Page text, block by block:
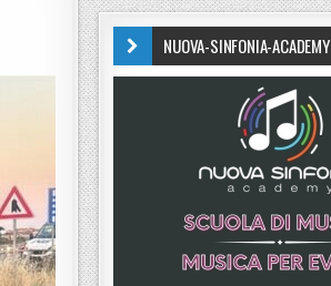
NUOVA-SINFONIA-ACADEMY